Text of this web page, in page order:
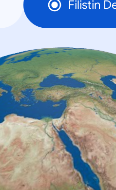
Filistin